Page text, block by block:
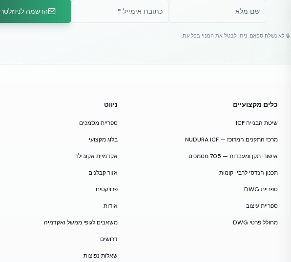
הרשמה לניוזלטר
🔒 לא נשלח ספאם. ניתן לבטל את המנוי בכל עת.
כלים מקצועיים
שיטת הבנייה ICF
מרכז התקנים המרוכז — NUDURA ICF
אישורי תקן ומעבדות — 705 מסמכים
תכנון הנדסי לרבי-קומות
ספריית DWG
ספריית עיצוב
מחולל פרטי DWG
ניווט
ספריית מסמכים
בלוג מקצועי
אקדמיית אקובילד
אזור קבלנים
פרויקטים
אודות
משאבים לגופי ממשל ואקדמיה
דרושים
שאלות נפוצות